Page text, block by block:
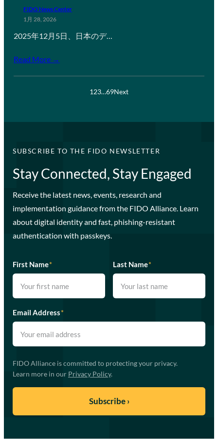
FIDO News Center
1月 28, 2026
2025年12月5日、日本のデ…
Read More →
123…69Next
SUBSCRIBE TO THE FIDO NEWSLETTER
Stay Connected, Stay Engaged
Receive the latest news, events, research and
implementation guidance from the FIDO Alliance. Learn
about digital identity and fast, phishing-resistant
authentication with passkeys.
First Name* Last Name*
Email Address*
FIDO Alliance is committed to protecting your privacy.
Learn more in our Privacy Policy.